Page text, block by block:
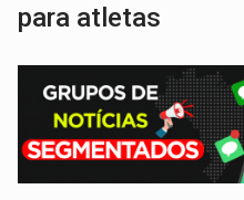
para atletas